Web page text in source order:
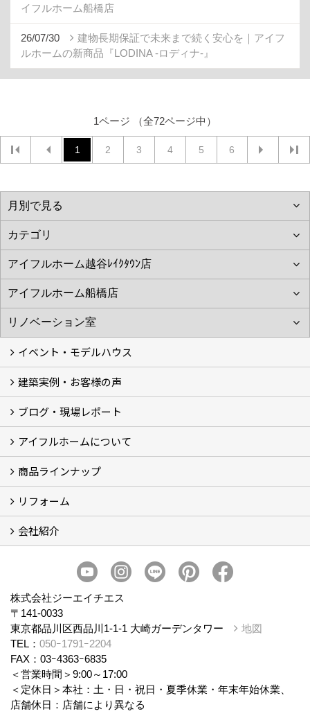
イフルホーム船橋店
26/07/30
建物長期保証で未来まで続く安心を｜アイフ
ルホームの新商品『LODINA -ロディナ-』
1ページ （全72ページ中）
1 2 3 4 5 6
イベント・モデルハウス
イベント
モデルハウス見学
建築実例・お客様の声
建築実例
お客様の声
ブログ・現場レポート
ブログ
現場レポート
アイフルホームについて
アイフルホームについて (5)
商品ラインナップ
商品ラインナップ
リフォーム
まるごと断熱リフォーム
イベント情報
施工事例
会社紹介
スタッフ紹介
個人情報保護方針
株式会社ジーエイチエス
〒141-0033
東京都品川区西品川1-1-1 大崎ガーデンタワー
地図
TEL： 050ｰ1791ｰ2204
FAX：03ｰ4363ｰ6835
＜営業時間＞9:00～17:00
＜定休日＞本社：土・日・祝日・夏季休業・年末年始休業、
店舗休日：店舗により異なる